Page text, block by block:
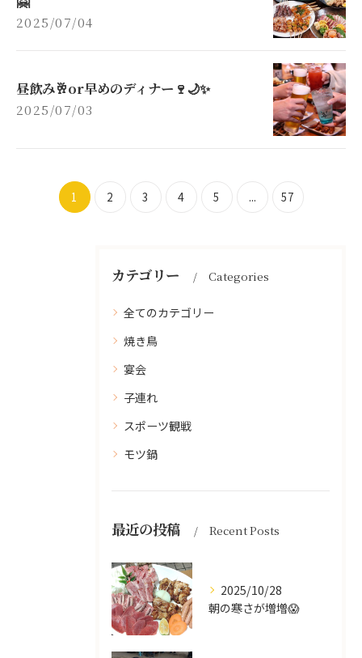
2025/07/04
昼飲み🥂or早めのディナー🍷🌙✨
2025/07/03
1 2 3 4 5 ... 57
カテゴリー Categories
全てのカテゴリー
焼き鳥
宴会
子連れ
スポーツ観戦
モツ鍋
最近の投稿 Recent Posts
2025/10/28
朝の寒さが増増😱